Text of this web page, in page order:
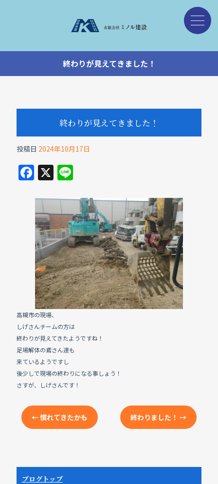
終わりが見えてきました！
終わりが見えてきました！
投稿日 2024年10月17日
F
a
c
e
b
o
o
k
X Li
e
高槻市の現場、
しげさんチームの方は
終わりが見えてきたようですね！
足場解体の鳶さん達も
来ているようですし
後少しで現場の終わりになる事しょう！
さすが、しげさんです！
←慣れてきたかも 終わりました！→
ブログトップ